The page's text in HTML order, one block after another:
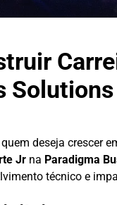
Solutions
deseja crescer
Jr na Paradigma
técnico e